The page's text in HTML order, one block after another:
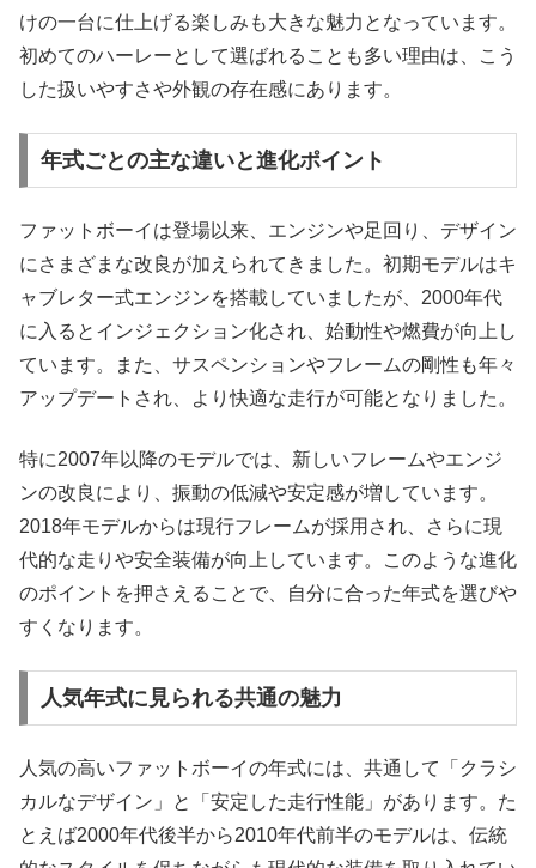
けの一台に仕上げる楽しみも大きな魅力となっています。
初めてのハーレーとして選ばれることも多い理由は、こう
した扱いやすさや外観の存在感にあります。
年式ごとの主な違いと進化ポイント
ファットボーイは登場以来、エンジンや足回り、デザイン
にさまざまな改良が加えられてきました。初期モデルはキ
ャブレター式エンジンを搭載していましたが、2000年代
に入るとインジェクション化され、始動性や燃費が向上し
ています。また、サスペンションやフレームの剛性も年々
アップデートされ、より快適な走行が可能となりました。
特に2007年以降のモデルでは、新しいフレームやエンジ
ンの改良により、振動の低減や安定感が増しています。
2018年モデルからは現行フレームが採用され、さらに現
代的な走りや安全装備が向上しています。このような進化
のポイントを押さえることで、自分に合った年式を選びや
すくなります。
人気年式に見られる共通の魅力
人気の高いファットボーイの年式には、共通して「クラシ
カルなデザイン」と「安定した走行性能」があります。た
とえば2000年代後半から2010年代前半のモデルは、伝統